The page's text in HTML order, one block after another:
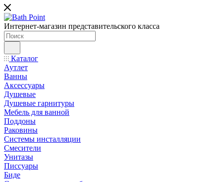
Интернет-магазин представительского класса
Каталог
Аутлет
Ванны
Аксессуары
Душевые
Душевые гарнитуры
Мебель для ванной
Поддоны
Раковины
Системы инсталляции
Смесители
Унитазы
Писсуары
Биде